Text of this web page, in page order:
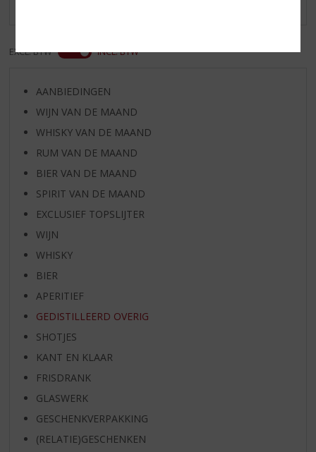
EXCL. BTW INCL. BTW
AANBIEDINGEN
WIJN VAN DE MAAND
WHISKY VAN DE MAAND
RUM VAN DE MAAND
BIER VAN DE MAAND
SPIRIT VAN DE MAAND
EXCLUSIEF TOPSLIJTER
WIJN
WHISKY
BIER
APERITIEF
GEDISTILLEERD OVERIG
SHOTJES
KANT EN KLAAR
FRISDRANK
GLASWERK
GESCHENKVERPAKKING
(RELATIE)GESCHENKEN